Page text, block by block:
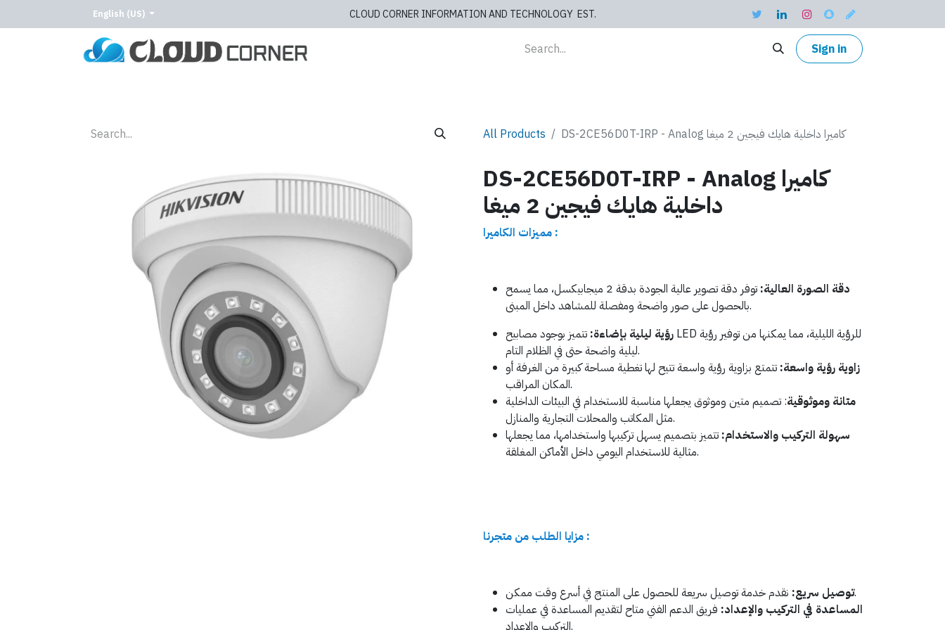
English (US) CLOUD CORNER INFORMATION AND TECHNOLOGY EST.
Sign in
All Products DS-2CE56D0T-IRP - Analog كاميرا داخلية هايك فيجين 2 ميغا
DS-2CE56D0T-IRP - Analog كاميرا
داخلية هايك فيجين 2 ميغا
مميزات الكاميرا :
دقة الصورة العالية:
توفر دقة تصوير عالية الجودة بدقة 2 ميجابيكسل، مما يسمح
بالحصول على صور واضحة ومفصلة للمشاهد داخل المبنى.
رؤية ليلية بإضاءة: تتميز بوجود مصابيح LED للرؤية الليلية، مما يمكنها من توفير رؤية
ليلية واضحة حتى في الظلام التام.
زاوية رؤية واسعة: تتمتع بزاوية رؤية واسعة تتيح لها تغطية مساحة كبيرة من الغرفة أو
المكان المراقب.
متانة وموثوقية: تصميم متين وموثوق يجعلها مناسبة للاستخدام في البيئات الداخلية
مثل المكاتب والمحلات التجارية والمنازل.
سهولة التركيب والاستخدام: تتميز بتصميم يسهل تركيبها واستخدامها، مما يجعلها
مثالية للاستخدام اليومي داخل الأماكن المغلقة.
مزايا الطلب من متجرنا :
توصيل سريع:نقدم خدمة توصيل سريعة للحصول على المنتج في أسرع وقت ممكن.
المساعدة في التركيب والإعداد: فريق الدعم الفني متاح لتقديم المساعدة في عمليات